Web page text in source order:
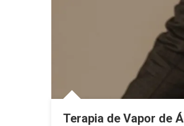
Terapia de Vapor de